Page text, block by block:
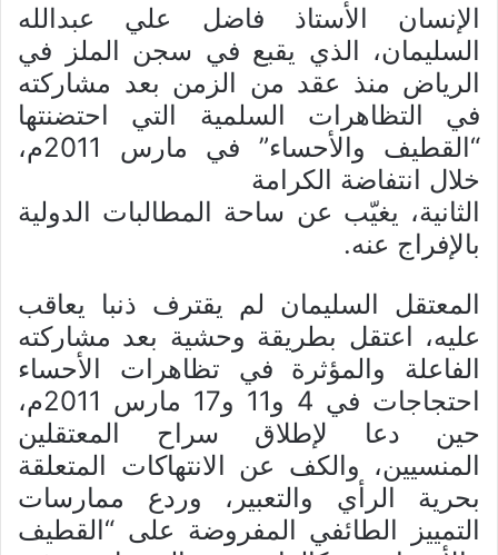
الإنسان الأستاذ فاضل علي عبدالله
السليمان، الذي يقبع في سجن الملز في
الرياض منذ عقد من الزمن بعد مشاركته
في التظاهرات السلمية التي احتضنتها
“القطيف والأحساء” في مارس 2011م،
خلال انتفاضة الكرامة
الثانية، يغيّب عن ساحة المطالبات الدولية
بالإفراج عنه.
المعتقل السليمان لم يقترف ذنبا يعاقب
عليه، اعتقل بطريقة وحشية بعد مشاركته
الفاعلة والمؤثرة في تظاهرات الأحساء
احتجاجات في 4 و11 و17 مارس 2011م،
حين دعا لإطلاق سراح المعتقلين
المنسيين، والكف عن الانتهاكات المتعلقة
بحرية الرأي والتعبير، وردع ممارسات
التمييز الطائفي المفروضة على “القطيف